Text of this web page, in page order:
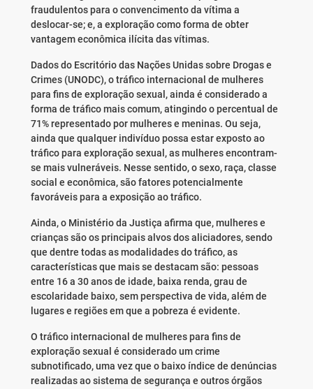
fraudulentos para o convencimento da vítima a
deslocar-se; e, a exploração como forma de obter
vantagem econômica ilícita das vítimas.
Dados do Escritório das Nações Unidas sobre Drogas e
Crimes (UNODC), o tráfico internacional de mulheres
para fins de exploração sexual, ainda é considerado a
forma de tráfico mais comum, atingindo o percentual de
71% representado por mulheres e meninas. Ou seja,
ainda que qualquer indivíduo possa estar exposto ao
tráfico para exploração sexual, as mulheres encontram-
se mais vulneráveis. Nesse sentido, o sexo, raça, classe
social e econômica, são fatores potencialmente
favoráveis para a exposição ao tráfico.
Ainda, o Ministério da Justiça afirma que, mulheres e
crianças são os principais alvos dos aliciadores, sendo
que dentre todas as modalidades do tráfico, as
características que mais se destacam são: pessoas
entre 16 a 30 anos de idade, baixa renda, grau de
escolaridade baixo, sem perspectiva de vida, além de
lugares e regiões em que a pobreza é evidente.
O tráfico internacional de mulheres para fins de
exploração sexual é considerado um crime
subnotificado, uma vez que o baixo índice de denúncias
realizadas ao sistema de segurança e outros órgãos